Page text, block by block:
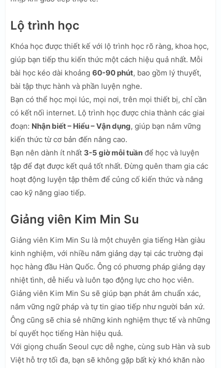
Lộ trình học
Khóa học được thiết kế với lộ trình học rõ ràng, khoa học,
giúp bạn tiếp thu kiến thức một cách hiệu quả nhất. Mỗi
bài học kéo dài khoảng 60-90 phút, bao gồm lý thuyết,
bài tập thực hành và phần luyện nghe.
Bạn có thể học mọi lúc, mọi nơi, trên mọi thiết bị, chỉ cần
có kết nối internet. Lộ trình học được chia thành các giai
đoạn: Nhận biết – Hiểu – Vận dụng, giúp bạn nắm vững
kiến thức từ cơ bản đến nâng cao.
Bạn nên dành ít nhất 3-5 giờ mỗi tuần để học và luyện
tập để đạt được kết quả tốt nhất. Đừng quên tham gia các
hoạt động luyện tập thêm để củng cố kiến thức và nâng
cao kỹ năng giao tiếp.
Giảng viên Kim Min Su
Giảng viên Kim Min Su là một chuyên gia tiếng Hàn giàu
kinh nghiệm, với nhiều năm giảng dạy tại các trường đại
học hàng đầu Hàn Quốc. Ông có phương pháp giảng dạy
nhiệt tình, dễ hiểu và luôn tạo động lực cho học viên.
Giảng viên Kim Min Su sẽ giúp bạn phát âm chuẩn xác,
nắm vững ngữ pháp và tự tin giao tiếp như người bản xứ.
Ông cũng sẽ chia sẻ những kinh nghiệm thực tế và những
bí quyết học tiếng Hàn hiệu quả.
Với giọng chuẩn Seoul cực dễ nghe, cùng sub Hàn và sub
Việt hỗ trợ tối đa, bạn sẽ không gặp bất kỳ khó khăn nào